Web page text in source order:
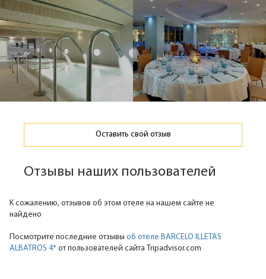
Оставить свой отзыв
Отзывы наших пользователей
К сожалению, отзывов об этом отеле на нашем сайте не
найдено
Посмотрите последние отзывы об отеле BARCELO ILLETAS
ALBATROS 4* от пользователей сайта Tripadvisor.com